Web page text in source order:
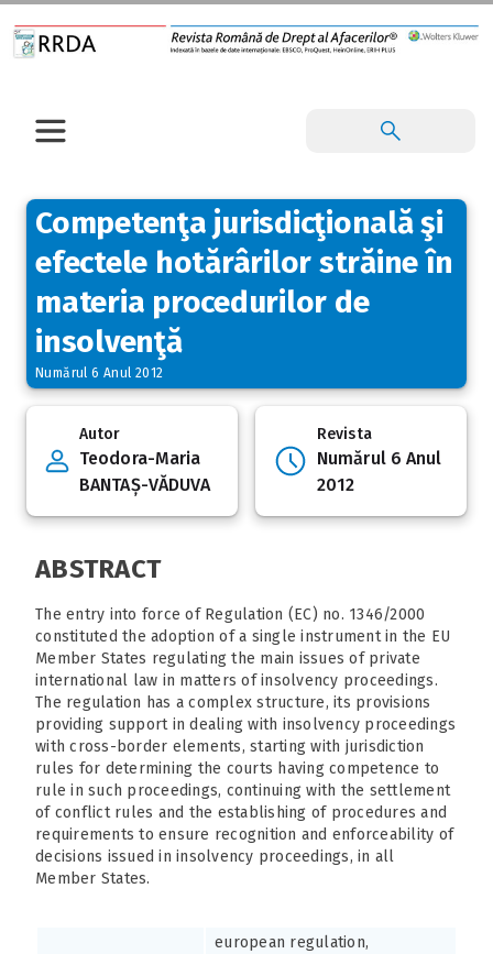
Competenţa jurisdicţională şi
efectele hotărârilor străine în
materia procedurilor de
insolvenţă
Numărul 6 Anul 2012
Autor
Teodora-Maria
BANTAȘ-VĂDUVA
Revista
Numărul 6 Anul
2012
ABSTRACT
The entry into force of Regulation (EC) no. 1346/2000
constituted the adoption of a single instrument in the EU
Member States regulating the main issues of private
international law in matters of insolvency proceedings.
The regulation has a complex structure, its provisions
providing support in dealing with insolvency proceedings
with cross-border elements, starting with jurisdiction
rules for determining the courts having competence to
rule in such proceedings, continuing with the settlement
of conflict rules and the establishing of procedures and
requirements to ensure recognition and enforceability of
decisions issued in insolvency proceedings, in all
Member States.
european regulation,